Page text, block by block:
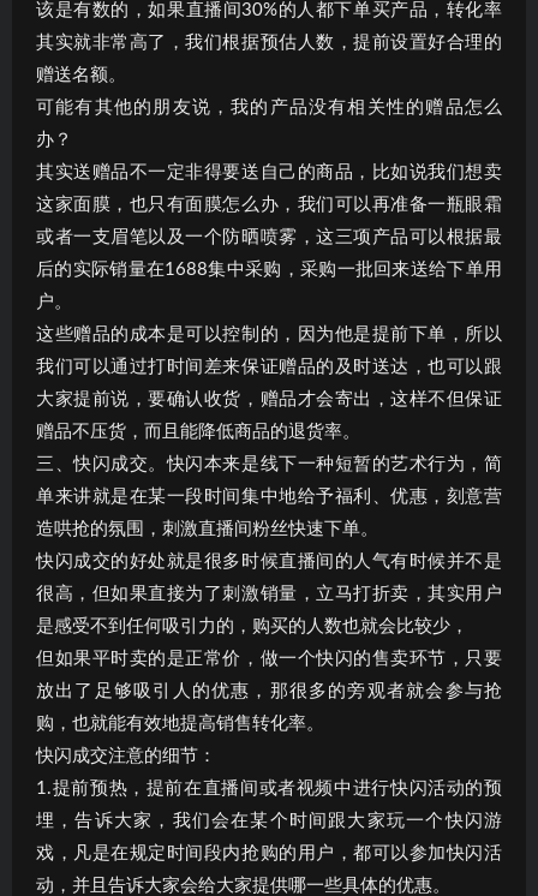
该是有数的，如果直播间30%的人都下单买产品，转化率
其实就非常高了，我们根据预估人数，提前设置好合理的
赠送名额。
可能有其他的朋友说，我的产品没有相关性的赠品怎么
办？
其实送赠品不一定非得要送自己的商品，比如说我们想卖
这家面膜，也只有面膜怎么办，我们可以再准备一瓶眼霜
或者一支眉笔以及一个防晒喷雾，这三项产品可以根据最
后的实际销量在1688集中采购，采购一批回来送给下单用
户。
这些赠品的成本是可以控制的，因为他是提前下单，所以
我们可以通过打时间差来保证赠品的及时送达，也可以跟
大家提前说，要确认收货，赠品才会寄出，这样不但保证
赠品不压货，而且能降低商品的退货率。
三、快闪成交。快闪本来是线下一种短暂的艺术行为，简
单来讲就是在某一段时间集中地给予福利、优惠，刻意营
造哄抢的氛围，刺激直播间粉丝快速下单。
快闪成交的好处就是很多时候直播间的人气有时候并不是
很高，但如果直接为了刺激销量，立马打折卖，其实用户
是感受不到任何吸引力的，购买的人数也就会比较少，
但如果平时卖的是正常价，做一个快闪的售卖环节，只要
放出了足够吸引人的优惠，那很多的旁观者就会参与抢
购，也就能有效地提高销售转化率。
快闪成交注意的细节：
1.提前预热，提前在直播间或者视频中进行快闪活动的预
埋，告诉大家，我们会在某个时间跟大家玩一个快闪游
戏，凡是在规定时间段内抢购的用户，都可以参加快闪活
动，并且告诉大家会给大家提供哪一些具体的优惠。